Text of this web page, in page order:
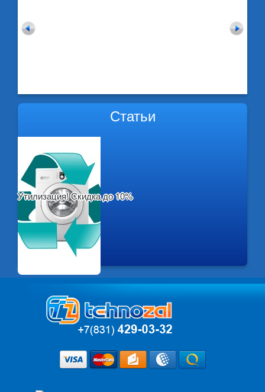
Статьи
Утилизация! Скидка до 10%